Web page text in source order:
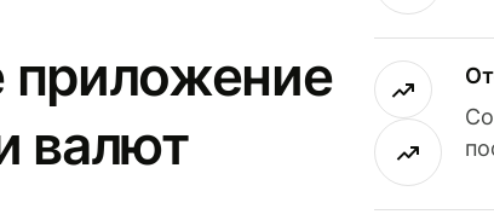
приложение
валют